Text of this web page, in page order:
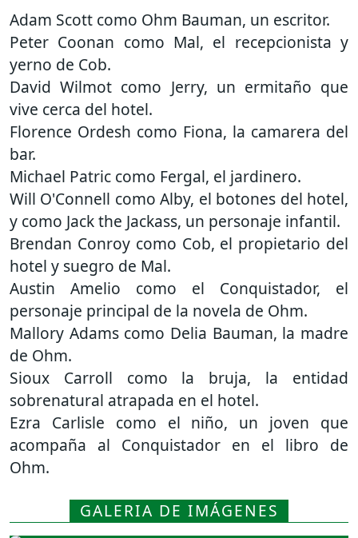
Adam Scott como Ohm Bauman, un escritor.
Peter Coonan como Mal, el recepcionista y
yerno de Cob.
David Wilmot como Jerry, un ermitaño que
vive cerca del hotel.
Florence Ordesh como Fiona, la camarera del
bar.
Michael Patric como Fergal, el jardinero.
Will O'Connell como Alby, el botones del hotel,
y como Jack the Jackass, un personaje infantil.
Brendan Conroy como Cob, el propietario del
hotel y suegro de Mal.
Austin Amelio como el Conquistador, el
personaje principal de la novela de Ohm.
Mallory Adams como Delia Bauman, la madre
de Ohm.
Sioux Carroll como la bruja, la entidad
sobrenatural atrapada en el hotel.
Ezra Carlisle como el niño, un joven que
acompaña al Conquistador en el libro de
Ohm.
GALERIA DE IMÁGENES